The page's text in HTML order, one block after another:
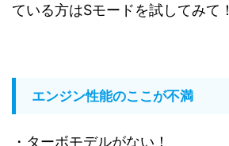
ている方はSモードを試してみて！
エンジン性能のここが不満
・ターボモデルがない！